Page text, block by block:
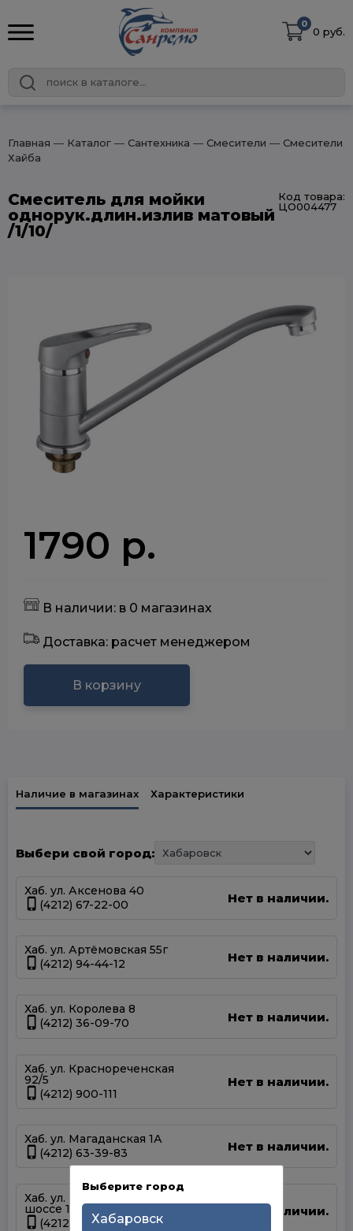
0
0 руб.
Главная ― Каталог ― Сантехника ― Смесители ― Смесители
Хайба
Смеситель для мойки
однорук.длин.излив матовый
/1/10/
Код товара:
ЦО004477
1790 р.
В наличии: в 0 магазинах
Доставка: расчет менеджером
В корзину
Наличие в магазинах Характеристики
Выбери свой город:
Хаб. ул. Аксенова 40
(4212) 67-22-00
Нет в наличии.
Хаб. ул. Артёмовская 55г
(4212) 94-44-12
Нет в наличии.
Хаб. ул. Королева 8
(4212) 36-09-70
Нет в наличии.
Хаб. ул. Краснореченская
92/5
(4212) 900-111
Нет в наличии.
Хаб. ул. Магаданская 1А
(4212) 63-39-83
Нет в наличии.
Хаб. ул. Матвеевское
шоссе 13А
(4212) 69-93-93
Нет в наличии.
Выберите город
Хабаровск